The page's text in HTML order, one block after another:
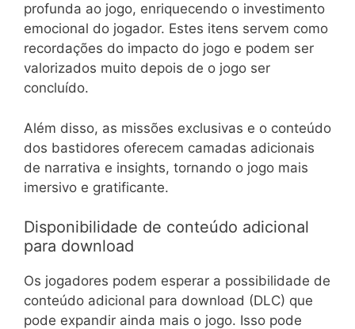
profunda ao jogo, enriquecendo o investimento
emocional do jogador. Estes itens servem como
recordações do impacto do jogo e podem ser
valorizados muito depois de o jogo ser
concluído.
Além disso, as missões exclusivas e o conteúdo
dos bastidores oferecem camadas adicionais
de narrativa e insights, tornando o jogo mais
imersivo e gratificante.
Disponibilidade de conteúdo adicional
para download
Os jogadores podem esperar a possibilidade de
conteúdo adicional para download (DLC) que
pode expandir ainda mais o jogo. Isso pode